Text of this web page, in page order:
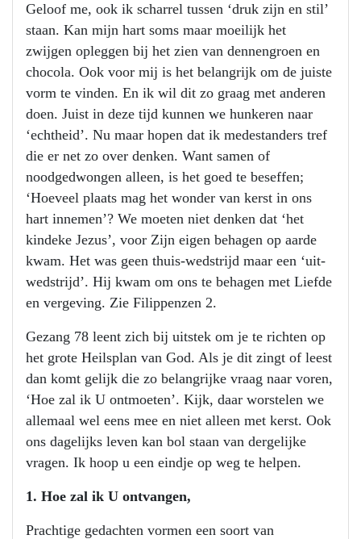
Geloof me, ook ik scharrel tussen ‘druk zijn en stil’
staan. Kan mijn hart soms maar moeilijk het
zwijgen opleggen bij het zien van dennengroen en
chocola. Ook voor mij is het belangrijk om de juiste
vorm te vinden. En ik wil dit zo graag met anderen
doen. Juist in deze tijd kunnen we hunkeren naar
‘echtheid’. Nu maar hopen dat ik medestanders tref
die er net zo over denken. Want samen of
noodgedwongen alleen, is het goed te beseffen;
‘Hoeveel plaats mag het wonder van kerst in ons
hart innemen’? We moeten niet denken dat ‘het
kindeke Jezus’, voor Zijn eigen behagen op aarde
kwam. Het was geen thuis-wedstrijd maar een ‘uit-
wedstrijd’. Hij kwam om ons te behagen met Liefde
en vergeving. Zie Filippenzen 2.
Gezang 78 leent zich bij uitstek om je te richten op
het grote Heilsplan van God. Als je dit zingt of leest
dan komt gelijk die zo belangrijke vraag naar voren,
‘Hoe zal ik U ontmoeten’. Kijk, daar worstelen we
allemaal wel eens mee en niet alleen met kerst. Ook
ons dagelijks leven kan bol staan van dergelijke
vragen. Ik hoop u een eindje op weg te helpen.
1. Hoe zal ik U ontvangen,
Prachtige gedachten vormen een soort van